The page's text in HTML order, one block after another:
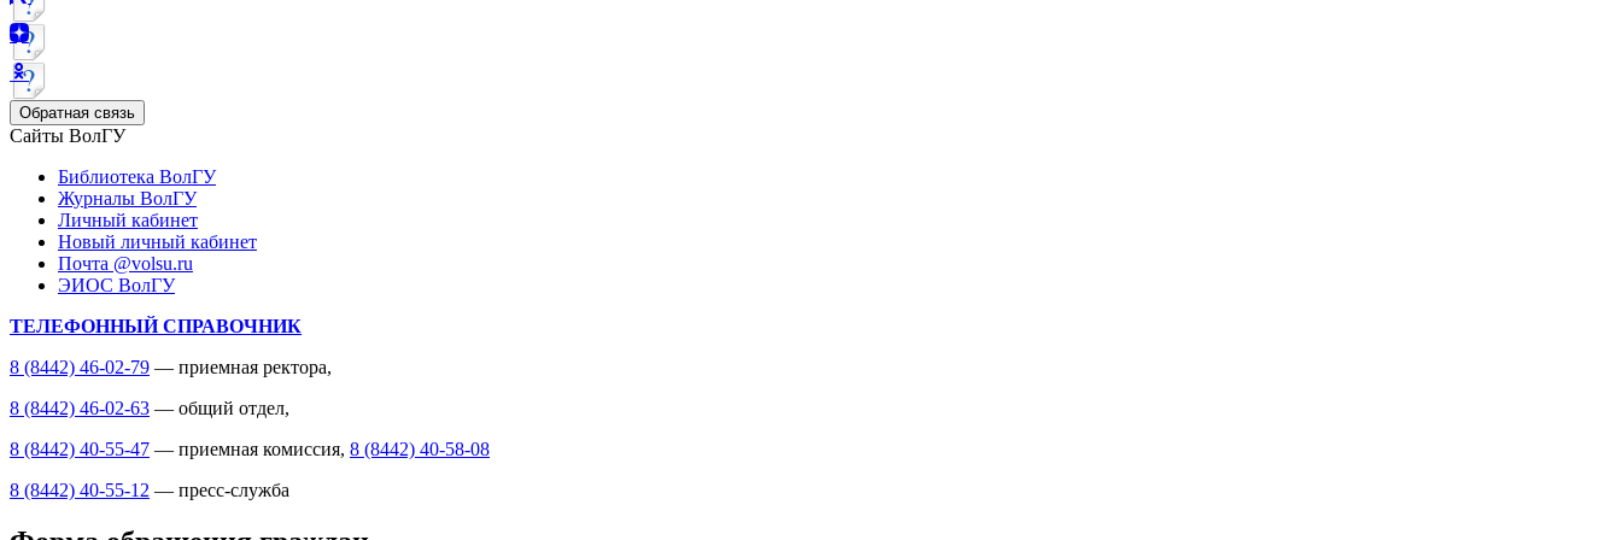
Обратная связь
Сайты ВолГУ
Библиотека ВолГУ
Журналы ВолГУ
Личный кабинет
Новый личный кабинет
Почта @volsu.ru
ЭИОС ВолГУ
ТЕЛЕФОННЫЙ СПРАВОЧНИК
8 (8442) 46-02-79 — приемная ректора,
8 (8442) 46-02-63 — общий отдел,
8 (8442) 40-55-47 — приемная комиссия, 8 (8442) 40-58-08
8 (8442) 40-55-12 — пресс-служба